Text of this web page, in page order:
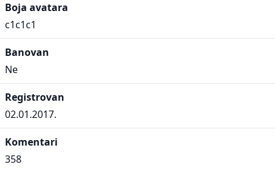
Boja avatara
c1c1c1
Banovan
Ne
Registrovan
02.01.2017.
Komentari
358